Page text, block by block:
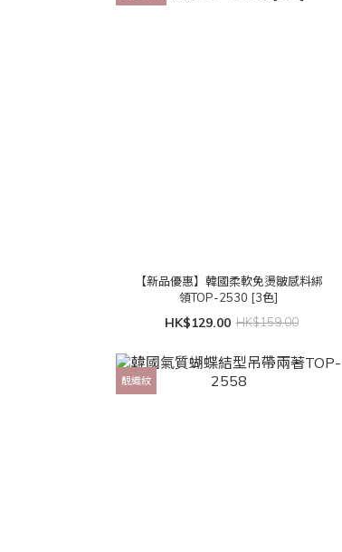
【新品優惠】韓國柔軟免燙皺感料綁
領TOP-2530 [3色]
HK$129.00 HK$159.00
靚織紋